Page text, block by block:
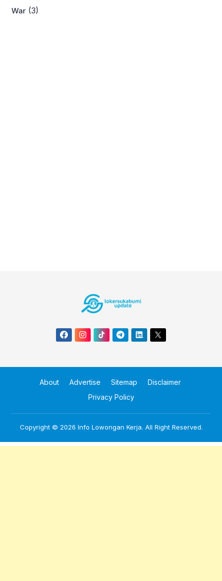
War (3)
About Advertise Sitemap
Disclaimer
Privacy Policy
Copyright © 2026 Info Lowongan Kerja. All Right Reserved.